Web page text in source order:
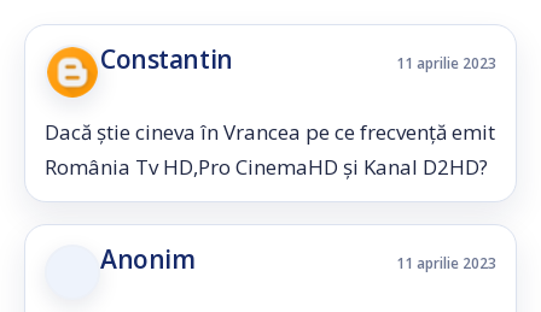
Constantin 11 aprilie 2023
Dacă știe cineva în Vrancea pe ce frecvență emit
România Tv HD,Pro CinemaHD și Kanal D2HD?
Anonim 11 aprilie 2023